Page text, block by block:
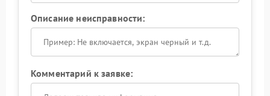
Описание неисправности:
Комментарий к заявке: